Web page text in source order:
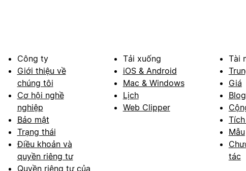
Công ty
Giới thiệu về
chúng tôi
Cơ hội nghề
nghiệp
Bảo mật
Trạng thái
Điều khoản và
quyền riêng tư
Quyền riêng tư của
Tải xuống
iOS & Android
Mac & Windows
Lịch
Web Clipper
Tài
Giá
Blog
Mẫu
tác